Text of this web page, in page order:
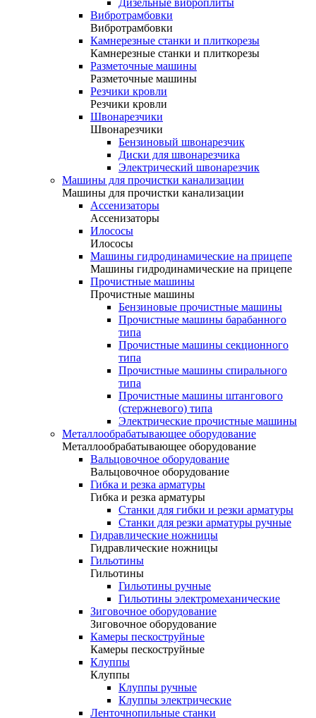
Дизельные виброплиты
Вибротрамбовки
Вибротрамбовки
Камнерезные станки и плиткорезы
Камнерезные станки и плиткорезы
Разметочные машины
Разметочные машины
Резчики кровли
Резчики кровли
Швонарезчики
Швонарезчики
Бензиновый швонарезчик
Диски для швонарезчика
Электрический швонарезчик
Машины для прочистки канализации
Машины для прочистки канализации
Ассенизаторы
Ассенизаторы
Илососы
Илососы
Машины гидродинамические на прицепе
Машины гидродинамические на прицепе
Прочистные машины
Прочистные машины
Бензиновые прочистные машины
Прочистные машины барабанного
типа
Прочистные машины секционного
типа
Прочистные машины спирального
типа
Прочистные машины штангового
(стержневого) типа
Электрические прочистные машины
Металлообрабатывающее оборудование
Металлообрабатывающее оборудование
Вальцовочное оборудование
Вальцовочное оборудование
Гибка и резка арматуры
Гибка и резка арматуры
Станки для гибки и резки арматуры
Станки для резки арматуры ручные
Гидравлические ножницы
Гидравлические ножницы
Гильотины
Гильотины
Гильотины ручные
Гильотины электромеханические
Зиговочное оборудование
Зиговочное оборудование
Камеры пескоструйные
Камеры пескоструйные
Клуппы
Клуппы
Клуппы ручные
Клуппы электрические
Ленточнопильные станки